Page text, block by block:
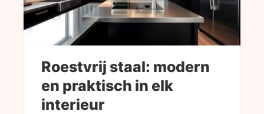
Roestvrij staal: modern
en praktisch in elk
interieur